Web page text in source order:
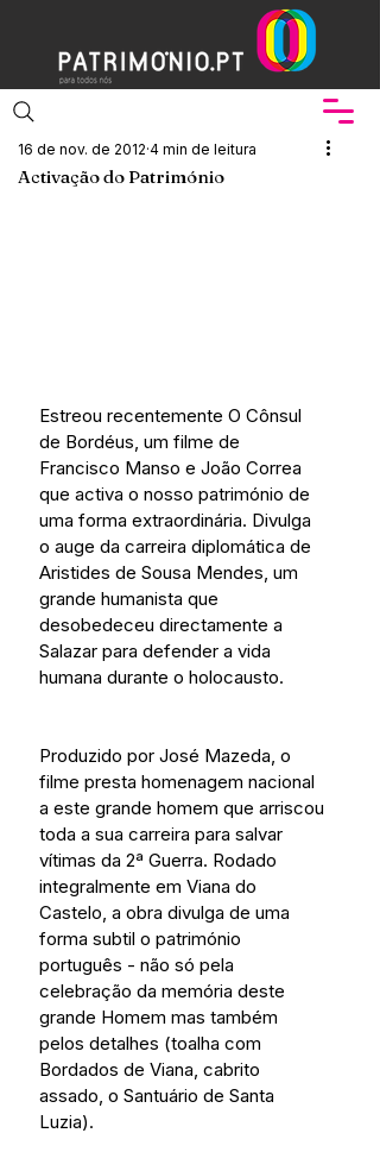
Activação do Património
16 de nov. de 2012 4 min de leitura
Estreou recentemente O Cônsul
de Bordéus, um filme de
Francisco Manso e João Correa
que activa o nosso património de
uma forma extraordinária. Divulga
o auge da carreira diplomática de
Aristides de Sousa Mendes, um
grande humanista que
desobedeceu directamente a
Salazar para defender a vida
humana durante o holocausto.
Produzido por José Mazeda, o
filme presta homenagem nacional
a este grande homem que arriscou
toda a sua carreira para salvar
vítimas da 2ª Guerra. Rodado
integralmente em Viana do
Castelo, a obra divulga de uma
forma subtil o património
português - não só pela
celebração da memória deste
grande Homem mas também
pelos detalhes (toalha com
Bordados de Viana, cabrito
assado, o Santuário de Santa
Luzia).